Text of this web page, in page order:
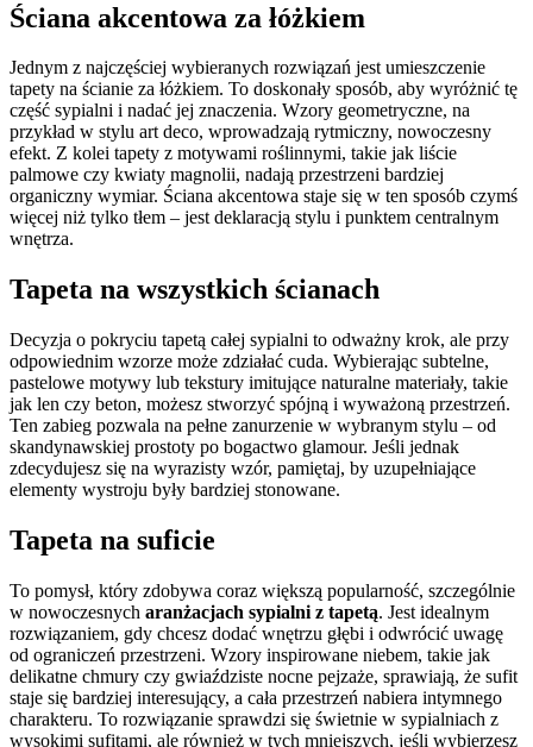
Ściana akcentowa za łóżkiem
Jednym z najczęściej wybieranych rozwiązań jest umieszczenie
tapety na ścianie za łóżkiem. To doskonały sposób, aby wyróżnić tę
część sypialni i nadać jej znaczenia. Wzory geometryczne, na
przykład w stylu art deco, wprowadzają rytmiczny, nowoczesny
efekt. Z kolei tapety z motywami roślinnymi, takie jak liście
palmowe czy kwiaty magnolii, nadają przestrzeni bardziej
organiczny wymiar. Ściana akcentowa staje się w ten sposób czymś
więcej niż tylko tłem – jest deklaracją stylu i punktem centralnym
wnętrza.
Tapeta na wszystkich ścianach
Decyzja o pokryciu tapetą całej sypialni to odważny krok, ale przy
odpowiednim wzorze może zdziałać cuda. Wybierając subtelne,
pastelowe motywy lub tekstury imitujące naturalne materiały, takie
jak len czy beton, możesz stworzyć spójną i wyważoną przestrzeń.
Ten zabieg pozwala na pełne zanurzenie w wybranym stylu – od
skandynawskiej prostoty po bogactwo glamour. Jeśli jednak
zdecydujesz się na wyrazisty wzór, pamiętaj, by uzupełniające
elementy wystroju były bardziej stonowane.
Tapeta na suficie
To pomysł, który zdobywa coraz większą popularność, szczególnie
w nowoczesnych aranżacjach sypialni z tapetą. Jest idealnym
rozwiązaniem, gdy chcesz dodać wnętrzu głębi i odwrócić uwagę
od ograniczeń przestrzeni. Wzory inspirowane niebem, takie jak
delikatne chmury czy gwiaździste nocne pejzaże, sprawiają, że sufit
staje się bardziej interesujący, a cała przestrzeń nabiera intymnego
charakteru. To rozwiązanie sprawdzi się świetnie w sypialniach z
wysokimi sufitami, ale również w tych mniejszych, jeśli wybierzesz